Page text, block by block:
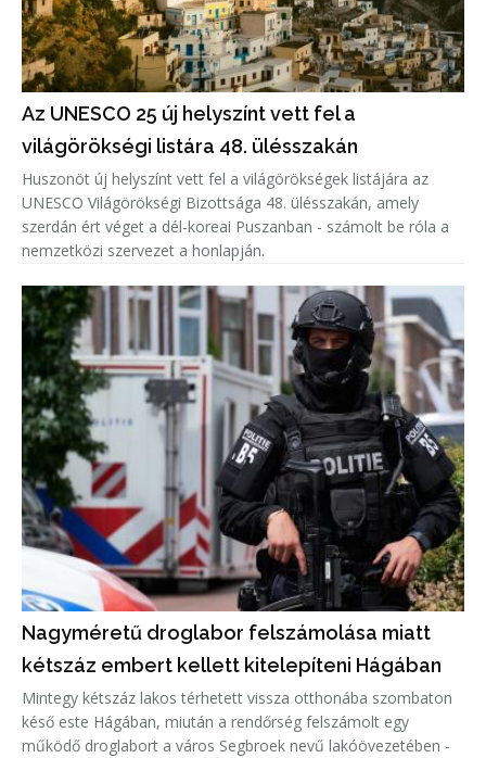
Az UNESCO 25 új helyszínt vett fel a
világörökségi listára 48. ülésszakán
Huszonöt új helyszínt vett fel a világörökségek listájára az
UNESCO Világörökségi Bizottsága 48. ülésszakán, amely
szerdán ért véget a dél-koreai Puszanban - számolt be róla a
nemzetközi szervezet a honlapján.
Nagyméretű droglabor felszámolása miatt
kétszáz embert kellett kitelepíteni Hágában
Mintegy kétszáz lakos térhetett vissza otthonába szombaton
késő este Hágában, miután a rendőrség felszámolt egy
működő droglabort a város Segbroek nevű lakóövezetében -